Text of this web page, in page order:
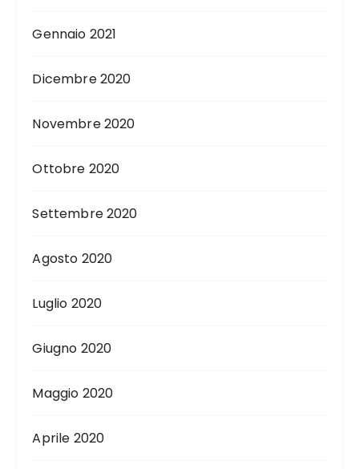
Gennaio 2021
Dicembre 2020
Novembre 2020
Ottobre 2020
Settembre 2020
Agosto 2020
Luglio 2020
Giugno 2020
Maggio 2020
Aprile 2020